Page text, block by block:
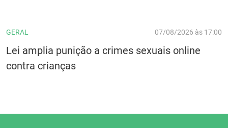
GERAL 07/08/2026 às 17:00
Lei amplia punição a crimes sexuais online
contra crianças